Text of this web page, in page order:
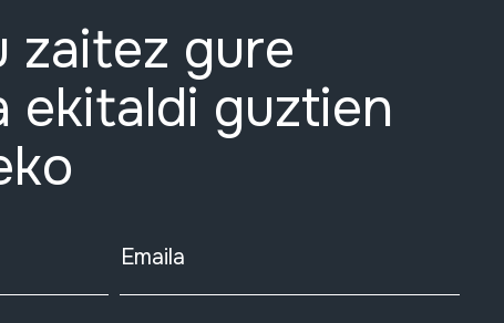
zaitez gure
ekitaldi guztien
Emaila